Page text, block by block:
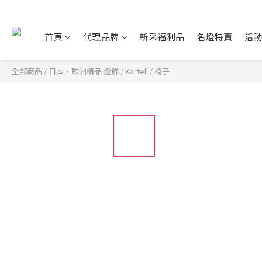
首頁 代理品牌 新采福利品 名燈特賣 活
全部商品 / 日本、歐洲精品 燈飾 / Kartell /椅子